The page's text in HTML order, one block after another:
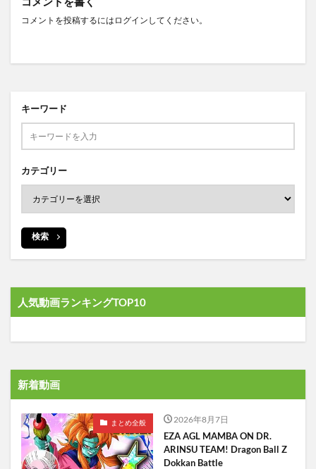
コメントを投稿するには ログイン してください。
キーワード
カテゴリー
検索
人気動画ランキングTOP10
新着動画
まとめ全般 2026年8月7日
EZA AGL MAMBA ON DR.
ARINSU TEAM! Dragon Ball Z
Dokkan Battle